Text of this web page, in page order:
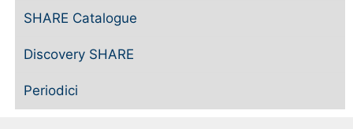
SHARE Catalogue
Discovery SHARE
Periodici